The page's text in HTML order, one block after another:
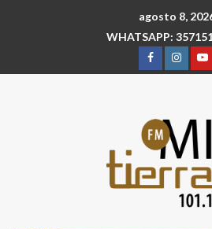
agosto 8,
WHATSAPP: